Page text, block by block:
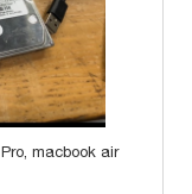
macbook air